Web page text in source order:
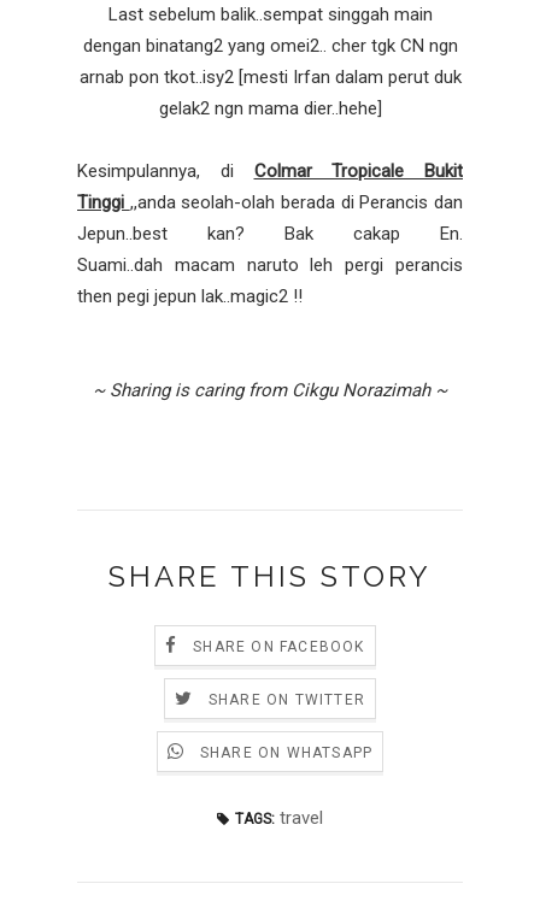
Last sebelum balik..sempat singgah main
dengan binatang2 yang omei2.. cher tgk CN ngn
arnab pon tkot..isy2 [mesti Irfan dalam perut duk
gelak2 ngn mama dier..hehe]
Kesimpulannya, di Colmar Tropicale Bukit
Tinggi ,,anda seolah-olah berada di Perancis dan
Jepun..best kan? Bak cakap En.
Suami..dah macam naruto leh pergi perancis
then pegi jepun lak..magic2 !!
~ Sharing is caring from Cikgu Norazimah ~
SHARE THIS STORY
SHARE ON FACEBOOK
SHARE ON TWITTER
SHARE ON WHATSAPP
TAGS: travel